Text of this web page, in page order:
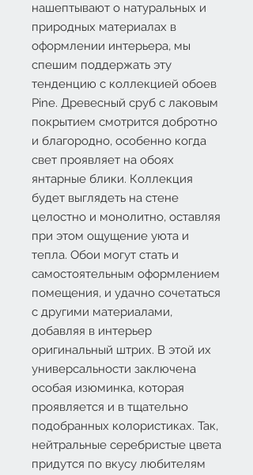
нашептывают о натуральных и
природных материалах в
оформлении интерьера, мы
спешим поддержать эту
тенденцию с коллекцией обоев
Pine. Древесный сруб с лаковым
покрытием смотрится добротно
и благородно, особенно когда
свет проявляет на обоях
янтарные блики. Коллекция
будет выглядеть на стене
целостно и монолитно, оставляя
при этом ощущение уюта и
тепла. Обои могут стать и
самостоятельным оформлением
помещения, и удачно сочетаться
с другими материалами,
добавляя в интерьер
оригинальный штрих. В этой их
универсальности заключена
особая изюминка, которая
проявляется и в тщательно
подобранных колористиках. Так,
нейтральные серебристые цвета
придутся по вкусу любителям